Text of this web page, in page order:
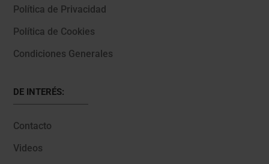
Política de Privacidad
Política de Cookies
Condiciones Generales
DE INTERÉS:
Contacto
Videos